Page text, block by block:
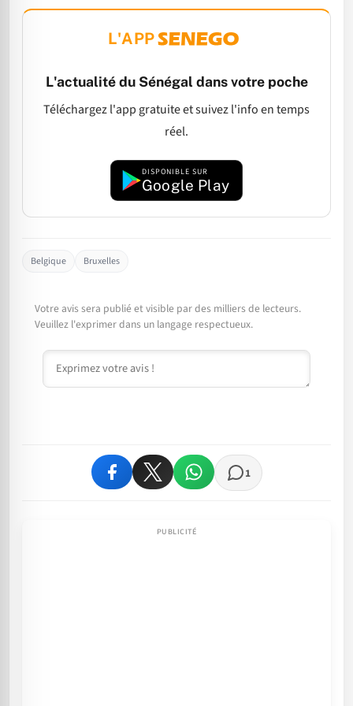
L'APP
L'actualité du Sénégal dans votre poche
Téléchargez l'app gratuite et suivez l'info en temps
réel.
DISPONIBLE SUR
Google Play
Belgique Bruxelles
Votre avis sera publié et visible par des milliers de lecteurs.
Veuillez l'exprimer dans un langage respectueux.
Commentaire
1